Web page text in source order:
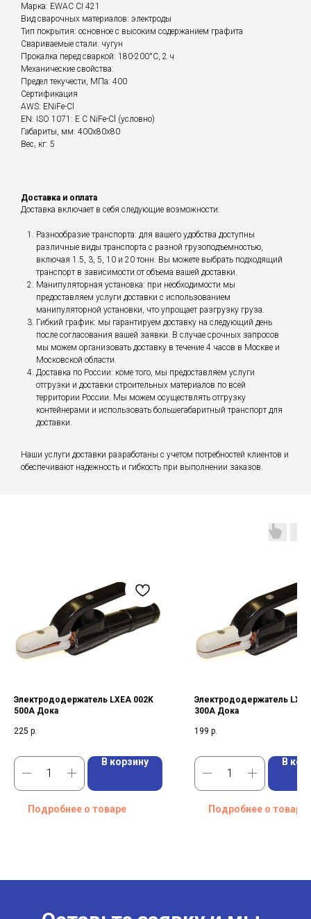
Марка: EWAC CI 421
Вид сварочных материалов: электроды
Тип покрытия: основное с высоким содержанием графита
Свариваемые стали: чугун
Прокалка перед сваркой: 180-200°С, 2 ч
Механические свойства:
Предел текучести, МПа: 400
Сертификация
AWS: ENiFe-Cl
EN: ISO 1071: E C NiFe-Cl (условно)
Габариты, мм: 400x80x80
Вес, кг: 5
Доставка и оплата
Доставка включает в себя следующие возможности:
Разнообразие транспорта: для вашего удобства доступны
различные виды транспорта с разной грузоподъемностью,
включая 1.5, 3, 5, 10 и 20 тонн. Вы можете выбрать подходящий
транспорт в зависимости от объема вашей доставки.
Манипуляторная установка: при необходимости мы
предоставляем услуги доставки с использованием
манипуляторной установки, что упрощает разгрузку груза.
Гибкий график: мы гарантируем доставку на следующий день
после согласования вашей заявки. В случае срочных запросов
мы можем организовать доставку в течение 4 часов в Москве и
Московской области.
Доставка по России: коме того, мы предоставляем услуги
отгрузки и доставки строительных материалов по всей
территории России. Мы можем осуществлять отгрузку
контейнерами и использовать большегабаритный транспорт для
доставки.
Наши услуги доставки разработаны с учетом потребностей клиентов и
обеспечивают надежность и гибкость при выполнении заказов.
Электрододержатель LXEA 002K
500A Дока
225 р.
В корзину
Подробнее о товаре
Электрододержатель
300A Дока
199 р.
В
Подробнее о товаре